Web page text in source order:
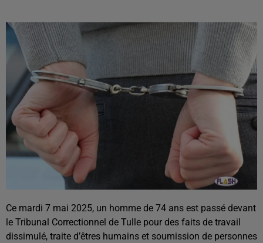
Ce mardi 7 mai 2025, un homme de 74 ans est passé devant
le Tribunal Correctionnel de Tulle pour des faits de travail
dissimulé, traite d’êtres humains et soumission de personnes